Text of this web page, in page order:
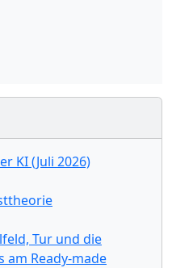
KI (Juli 2026)
Tur und die
am Ready-made